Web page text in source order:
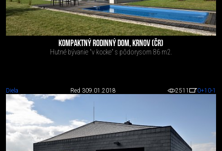
KOMPAKTNÝ RODINNÝ DOM, KRNOV (ČR)
Hutné bývanie "v kocke" s pôdorysom 86 m2.
Diela Red 309.01.2018 2511 0+10-1